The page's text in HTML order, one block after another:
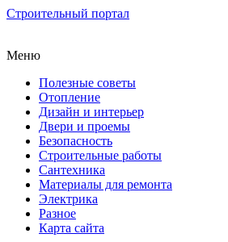
Строительный портал
Меню
Полезные советы
Отопление
Дизайн и интерьер
Двери и проемы
Безопасность
Строительные работы
Сантехника
Материалы для ремонта
Электрика
Разное
Карта сайта